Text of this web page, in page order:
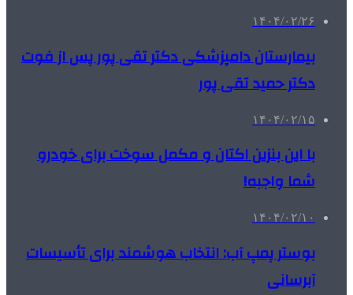
۱۴۰۴/۰۲/۲۶
بیمارستان دامپزشکی دکتر تقی پور پس از فوت
دکتر حمید تقی پور
۱۴۰۴/۰۲/۱۵
با این بنزین اکتان و مکمل سوخت برای خودرو
شما واجبه!
۱۴۰۴/۰۲/۱۰
بوستر پمپ آب: انتخاب هوشمند برای تأسیسات
آبرسانی